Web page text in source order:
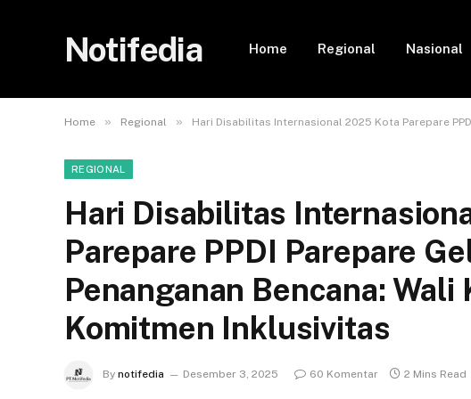
Notifedia Home Regional Nasional
Home » Regional » Hari Disabilitas Internasional 2025 Kota Parepare
REGIONAL
Hari Disabilitas
Parepare PPDI Parepare
Penanganan Bencana: Wali
Komitmen Inklusivitas
By notifedia Desember 3, 2025 60 Komentar 2 Mins Read